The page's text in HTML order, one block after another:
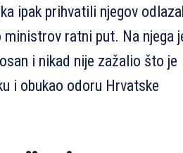
ipak prihvatili njegov
ratni put. Na njega
i nikad nije zažalio što je
i obukao odoru Hrvatske